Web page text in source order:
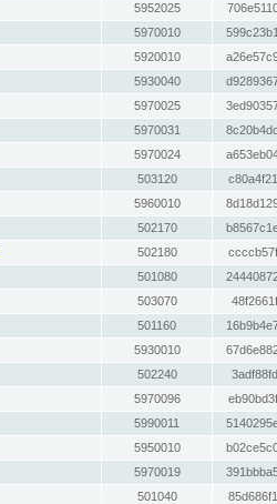
5952025
5970010
5920010
5930040
5970025
5970031
5970024
503120
5960010
502170
502180
501080
503070
501160
5930010
502240
5970096
5990011
5950010
5970019
501040